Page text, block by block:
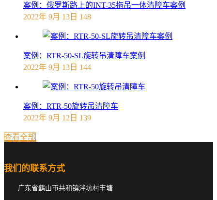
案例：俄罗斯路上的INT-35拖吊一体清障车案例
2022年 9月 13日 148
案例：RTR-50-SL旋转吊清障车案例
2022年 9月 13日 144
案例：RTR-50旋转吊清障车
2022年 9月 12日 139
查看全部
我们的联系方式
广东省鹤山市共和镇泮坑村丰塘